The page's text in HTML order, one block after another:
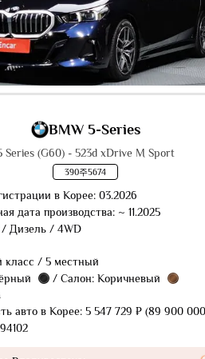
BMW 5-Series
Series (G60) - 523d xDrive M Sport
390주5674
в Корее: 03.2026
дата производства: ~ 11.2025
/ Дизель / 4WD
класс / 5 местный
/ Салон: Коричневый
авто в Корее: 5 547 729 ₽ (89 900